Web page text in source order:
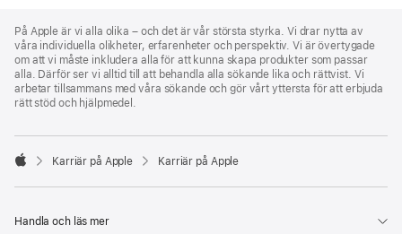
Footer
På Apple är vi alla olika – och det är vår största styrka. Vi drar nytta av
våra individuella olikheter, erfarenheter och perspektiv. Vi är övertygade
om att vi måste inkludera alla för att kunna skapa produkter som passar
alla. Därför ser vi alltid till att behandla alla sökande lika och rättvist. Vi
arbetar tillsammans med våra sökande och gör vårt yttersta för att erbjuda
rätt stöd och hjälpmedel.

Karriär på Apple Karriär på Apple
Handla och läs mer